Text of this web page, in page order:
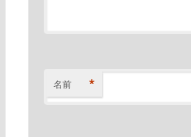
名前 *